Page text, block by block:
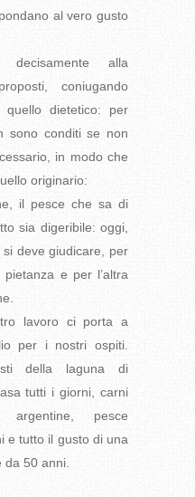
al vero gusto
alla
coniugando
quello dietetico: per
sono conditi se non
in modo che
originario:
il pesce che sa di
sia digeribile: oggi,
deve giudicare, per
e per l’altra
lavoro ci porta a
per i nostri ospiti.
della laguna di
tutti i giorni, carni
pesce
e tutto il gusto di una
50 anni.